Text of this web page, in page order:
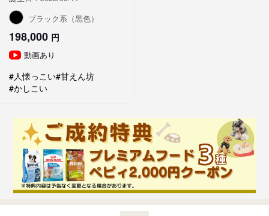
ブラック系（黒色）
198,000 円
動画あり
#人懐っこい#甘えん坊
#かしこい